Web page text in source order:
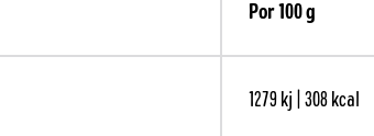
Por 100 g
1279 kj | 308 kcal